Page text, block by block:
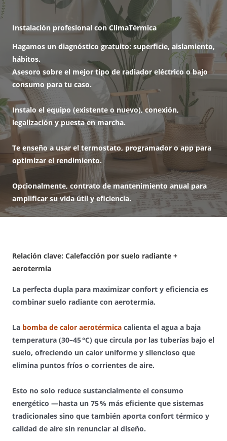
Instalación profesional con ClimaTérmica
Hagamos un diagnóstico gratuito: superficie, aislamiento,
hábitos.
Asesoro sobre el mejor tipo de radiador eléctrico o bajo
consumo para tu caso.
Instalo el equipo (existente o nuevo), conexión,
legalización y puesta en marcha.
Te enseño a usar el termostato, programador o app para
optimizar el rendimiento.
Opcionalmente, contrato demantenimiento anualpara
amplificar su vida útil y eficiencia.
Relación clave: Calefacción por suelo radiante +
aerotermia
La perfecta dupla para maximizar confort y eficiencia es
combinar suelo radiante con aerotermia.
La bomba de calor aerotérmica calienta el agua a baja
temperatura (30–45 °C) que circula por las tuberías bajo el
suelo, ofreciendo un calor uniforme y silencioso que
elimina puntos fríos o corrientes de aire.
Esto no solo reduce sustancialmente el consumo
energético —hasta un 75 % más eficiente que sistemas
tradicionales sino que también aporta confort térmico y
calidad de aire sin renunciar al diseño.